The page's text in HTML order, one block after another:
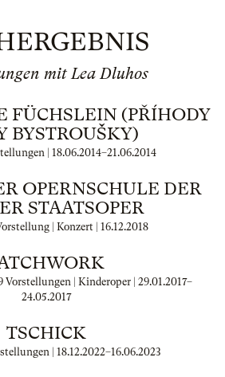
mit Lea Dluhos
FÜCHSLEIN (PŘÍHODY
BYSTROUŠKY)
| 18.06.2014–21.06.2014
OPERNSCHULE DER
STAATSOPER
| Konzert | 16.12.2018
Vorstellungen | Kinderoper | 29.01.2017–
24.05.2017
TSCHICK
| 18.12.2022–16.06.2023